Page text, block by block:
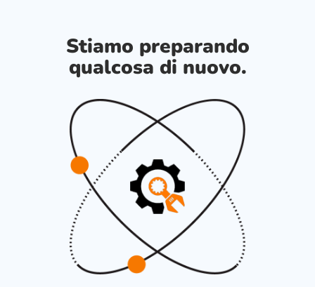
Stiamo preparando
qualcosa di nuovo.